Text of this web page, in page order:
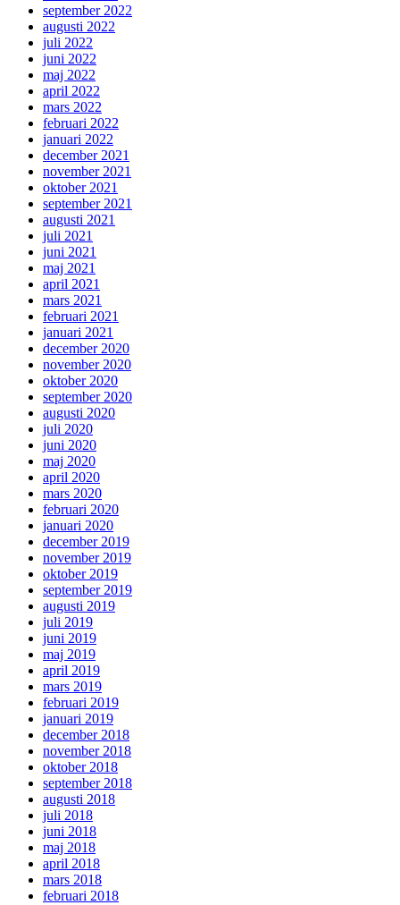
september 2022
augusti 2022
juli 2022
juni 2022
maj 2022
april 2022
mars 2022
februari 2022
januari 2022
december 2021
november 2021
oktober 2021
september 2021
augusti 2021
juli 2021
juni 2021
maj 2021
april 2021
mars 2021
februari 2021
januari 2021
december 2020
november 2020
oktober 2020
september 2020
augusti 2020
juli 2020
juni 2020
maj 2020
april 2020
mars 2020
februari 2020
januari 2020
december 2019
november 2019
oktober 2019
september 2019
augusti 2019
juli 2019
juni 2019
maj 2019
april 2019
mars 2019
februari 2019
januari 2019
december 2018
november 2018
oktober 2018
september 2018
augusti 2018
juli 2018
juni 2018
maj 2018
april 2018
mars 2018
februari 2018